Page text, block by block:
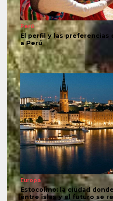
Perú
El perfil y las preferencias
a Perú
Europa
Estocolmo: la ciudad
entre islas y el futuro se